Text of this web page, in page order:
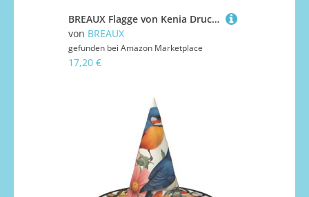
BREAUX Flagge von Kenia Druck Halloween Hexe und Zauberer Hut Hexenkostüm für Themendekoration Halloween Party
von BREAUX
gefunden bei Amazon Marketplace
17,20 €